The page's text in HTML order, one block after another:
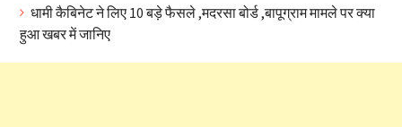
धामी कैबिनेट ने लिए 10 बड़े फैसले ,मदरसा बोर्ड ,बापूग्राम मामले पर क्या
हुआ खबर में जानिए